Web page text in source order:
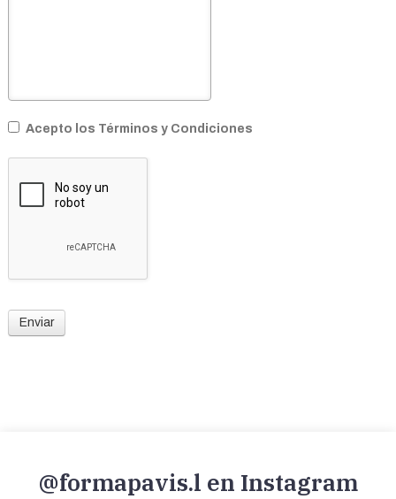
Acepto los Términos y Condiciones
Enviar
@formapavis.l en Instagram